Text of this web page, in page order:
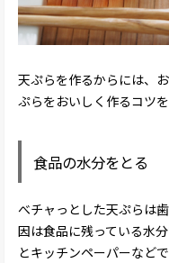
天ぷらを作るからには、
ぷらをおいしく作るコツを
食品の水分をとる
べチャっとした天ぷらは
因は食品に残っている水
とキッチンペーパーなど